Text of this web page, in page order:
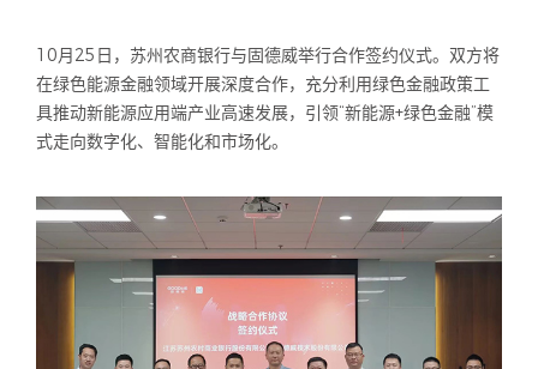
10月25日，苏州农商银行与固德威举行合作签约仪式。双方将
在绿色能源金融领域开展深度合作，充分利用绿色金融政策工
具推动新能源应用端产业高速发展，引领“新能源+绿色金融”模
式走向数字化、智能化和市场化。